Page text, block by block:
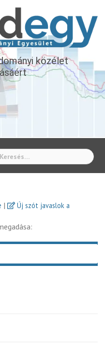
közélet
|
Új szót javaslok a